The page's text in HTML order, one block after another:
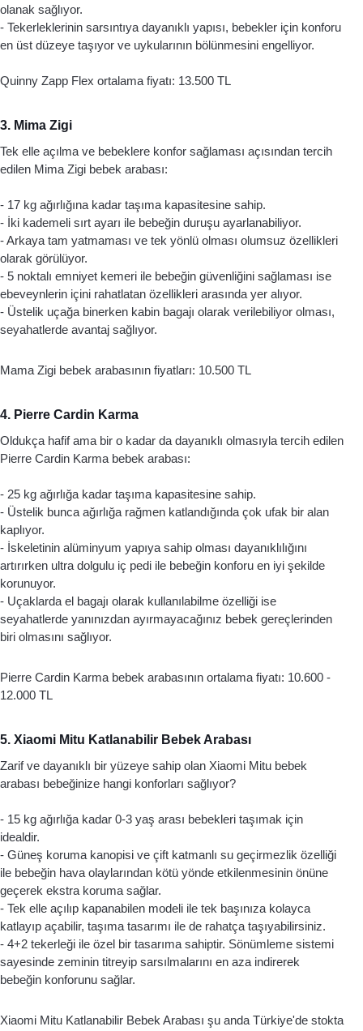
olanak sağlıyor.
- Tekerleklerinin sarsıntıya dayanıklı yapısı, bebekler için konforu
en üst düzeye taşıyor ve uykularının bölünmesini engelliyor.
Quinny Zapp Flex ortalama fiyatı: 13.500 TL
3. Mima Zigi
Tek elle açılma ve bebeklere konfor sağlaması açısından tercih
edilen Mima Zigi bebek arabası:
- 17 kg ağırlığına kadar taşıma kapasitesine sahip.
- İki kademeli sırt ayarı ile bebeğin duruşu ayarlanabiliyor.
- Arkaya tam yatmaması ve tek yönlü olması olumsuz özellikleri
olarak görülüyor.
- 5 noktalı emniyet kemeri ile bebeğin güvenliğini sağlaması ise
ebeveynlerin içini rahatlatan özellikleri arasında yer alıyor.
- Üstelik uçağa binerken kabin bagajı olarak verilebiliyor olması,
seyahatlerde avantaj sağlıyor.
Mama Zigi bebek arabasının fiyatları: 10.500 TL
4. Pierre Cardin Karma
Oldukça hafif ama bir o kadar da dayanıklı olmasıyla tercih edilen
Pierre Cardin Karma bebek arabası:
- 25 kg ağırlığa kadar taşıma kapasitesine sahip.
- Üstelik bunca ağırlığa rağmen katlandığında çok ufak bir alan
kaplıyor.
- İskeletinin alüminyum yapıya sahip olması dayanıklılığını
artırırken ultra dolgulu iç pedi ile bebeğin konforu en iyi şekilde
korunuyor.
- Uçaklarda el bagajı olarak kullanılabilme özelliği ise
seyahatlerde yanınızdan ayırmayacağınız bebek gereçlerinden
biri olmasını sağlıyor.
Pierre Cardin Karma bebek arabasının ortalama fiyatı: 10.600 -
12.000 TL
5. Xiaomi Mitu Katlanabilir Bebek Arabası
Zarif ve dayanıklı bir yüzeye sahip olan Xiaomi Mitu bebek
arabası bebeğinize hangi konforları sağlıyor?
- 15 kg ağırlığa kadar 0-3 yaş arası bebekleri taşımak için
idealdir.
- Güneş koruma kanopisi ve çift katmanlı su geçirmezlik özelliği
ile bebeğin hava olaylarından kötü yönde etkilenmesinin önüne
geçerek ekstra koruma sağlar.
- Tek elle açılıp kapanabilen modeli ile tek başınıza kolayca
katlayıp açabilir, taşıma tasarımı ile de rahatça taşıyabilirsiniz.
- 4+2 tekerleği ile özel bir tasarıma sahiptir. Sönümleme sistemi
sayesinde zeminin titreyip sarsılmalarını en aza indirerek
bebeğin konforunu sağlar.
Xiaomi Mitu Katlanabilir Bebek Arabası şu anda Türkiye'de stokta